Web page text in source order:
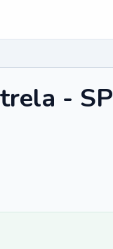
- SP